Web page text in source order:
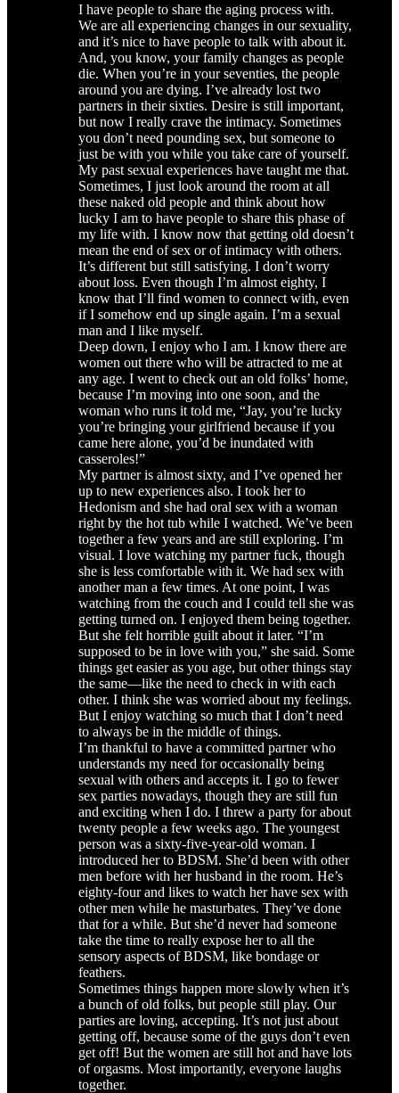
I have people to share the aging process with.
We are all experiencing changes in our sexuality,
and it’s nice to have people to talk with about it.
And, you know, your family changes as people
die. When you’re in your seventies, the people
around you are dying. I’ve already lost two
partners in their sixties. Desire is still important,
but now I really crave the intimacy. Sometimes
you don’t need pounding sex, but someone to
just be with you while you take care of yourself.
My past sexual experiences have taught me that.
Sometimes, I just look around the room at all
these naked old people and think about how
lucky I am to have people to share this phase of
my life with. I know now that getting old doesn’t
mean the end of sex or of intimacy with others.
It’s different but still satisfying. I don’t worry
about loss. Even though I’m almost eighty, I
know that I’ll find women to connect with, even
if I somehow end up single again. I’m a sexual
man and I like myself.
Deep down, I enjoy who I am. I know there are
women out there who will be attracted to me at
any age. I went to check out an old folks’ home,
because I’m moving into one soon, and the
woman who runs it told me, “Jay, you’re lucky
you’re bringing your girlfriend because if you
came here alone, you’d be inundated with
casseroles!”
My partner is almost sixty, and I’ve opened her
up to new experiences also. I took her to
Hedonism and she had oral sex with a woman
right by the hot tub while I watched. We’ve been
together a few years and are still exploring. I’m
visual. I love watching my partner fuck, though
she is less comfortable with it. We had sex with
another man a few times. At one point, I was
watching from the couch and I could tell she was
getting turned on. I enjoyed them being together.
But she felt horrible guilt about it later. “I’m
supposed to be in love with you,” she said. Some
things get easier as you age, but other things stay
the same—like the need to check in with each
other. I think she was worried about my feelings.
But I enjoy watching so much that I don’t need
to always be in the middle of things.
I’m thankful to have a committed partner who
understands my need for occasionally being
sexual with others and accepts it. I go to fewer
sex parties nowadays, though they are still fun
and exciting when I do. I threw a party for about
twenty people a few weeks ago. The youngest
person was a sixty-five-year-old woman. I
introduced her to BDSM. She’d been with other
men before with her husband in the room. He’s
eighty-four and likes to watch her have sex with
other men while he masturbates. They’ve done
that for a while. But she’d never had someone
take the time to really expose her to all the
sensory aspects of BDSM, like bondage or
feathers.
Sometimes things happen more slowly when it’s
a bunch of old folks, but people still play. Our
parties are loving, accepting. It’s not just about
getting off, because some of the guys don’t even
get off! But the women are still hot and have lots
of orgasms. Most importantly, everyone laughs
together.